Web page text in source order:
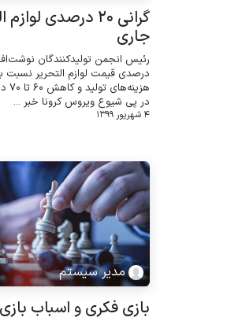
گرانی ۲۰ درصدی
جاری
درصدی قیمت لوازم التحریر نسبت
در پی شیوع ویروس کرونا خبر ...
4 شهریور 1399
مدیر سیستم
بازی فکری و اسباب بازی